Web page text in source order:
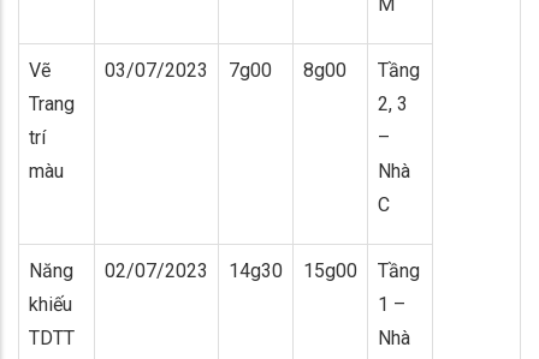
Vẽ
Trang
trí
màu
03/07/2023 7g00 8g00
Tầng
2, 3
–
Nhà
C
Năng
khiếu
TDTT
02/07/2023 14g30 15g00
Tầng
1 –
Nhà